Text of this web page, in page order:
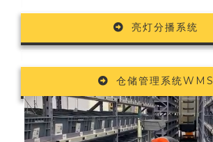
亮灯分播系统
仓储管理系统WMS